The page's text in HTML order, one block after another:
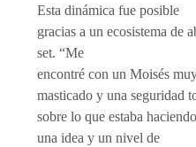
Esta dinámica fue posible
gracias a un ecosistema de
set. “Me
encontré con un Moisés
masticado y una seguridad
sobre lo que estaba
una idea y un nivel de